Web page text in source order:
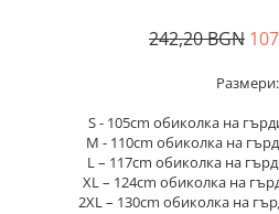
242,20 BGN
Размери:
S - 105cm обиколка на
M - 110cm обиколка на
L – 117cm обиколка на
XL – 124cm обиколка на
2XL – 130cm обиколка на